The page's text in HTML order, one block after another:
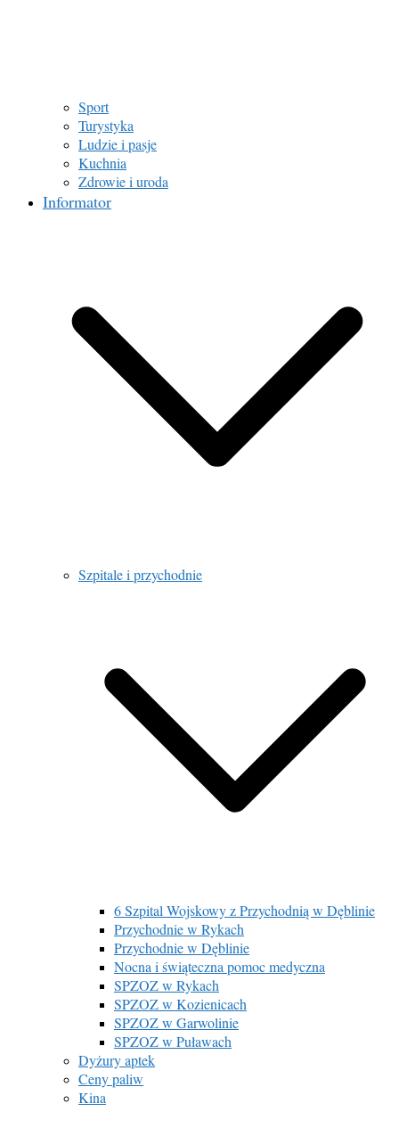
Sport
Turystyka
Ludzie i pasje
Kuchnia
Zdrowie i uroda
Informator
Szpitale i przychodnie
6 Szpital Wojskowy z Przychodnią w Dęblinie
Przychodnie w Rykach
Przychodnie w Dęblinie
Nocna i świąteczna pomoc medyczna
SPZOZ w Rykach
SPZOZ w Kozienicach
SPZOZ w Garwolinie
SPZOZ w Puławach
Dyżury aptek
Ceny paliw
Kina